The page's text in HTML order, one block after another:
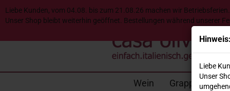
Hinweis:
Liebe
Unser
Liebe Kunden, vom 04.08. bis zum 21.08.26 machen wir Betriebsferien.
Unser Shop bleibt weiterhin geöffnet. Bestellungen während unserer
Wein Grappa &